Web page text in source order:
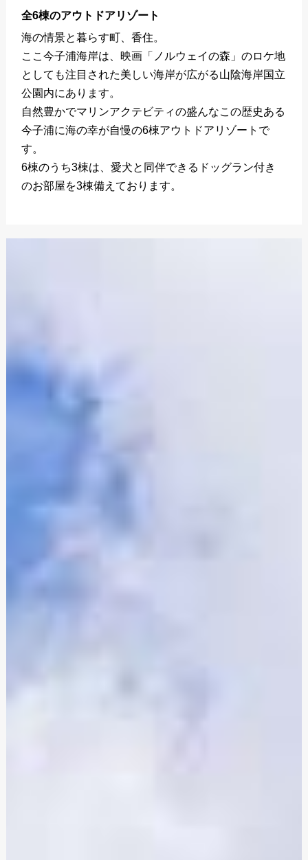
全6棟のアウトドアリゾート
海の情景と暮らす町、香住。
ここ今子浦海岸は、映画「ノルウェイの森」のロケ地
としても注目された美しい海岸が広がる山陰海岸国立
公園内にあります。
自然豊かでマリンアクテビティの盛んなこの歴史ある
今子浦に海の幸が自慢の6棟アウトドアリゾートで
す。
6棟のうち3棟は、愛犬と同伴できるドッグラン付き
のお部屋を3棟備えております。